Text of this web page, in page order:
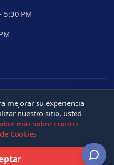
5:30 PM
Todos los derechos
Política de Privacidad
mejorar su experiencia
nuestro sitio, usted
más sobre nuestra
Cookies